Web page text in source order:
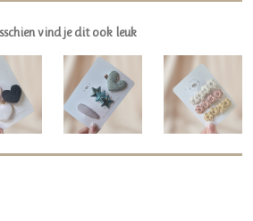
vind je dit ook leuk